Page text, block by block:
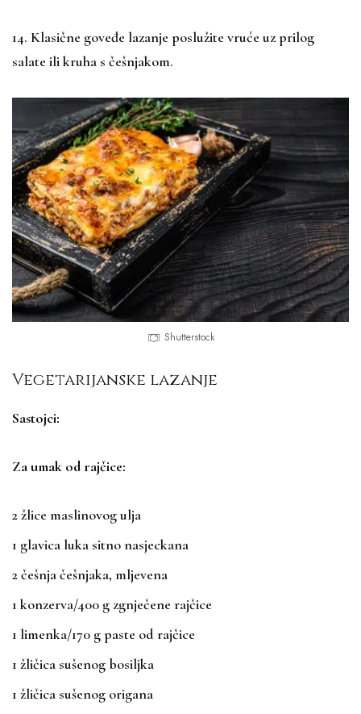
14. Klasične goveđe lazanje poslužite vruće uz prilog
salate ili kruha s češnjakom.
Shutterstock
Vegetarijanske lazanje
Sastojci:
Za umak od rajčice:
2 žlice maslinovog ulja
1 glavica luka sitno nasjeckana
2 češnja češnjaka, mljevena
1 konzerva/400 g zgnječene rajčice
1 limenka/170 g paste od rajčice
1 žličica sušenog bosiljka
1 žličica sušenog origana